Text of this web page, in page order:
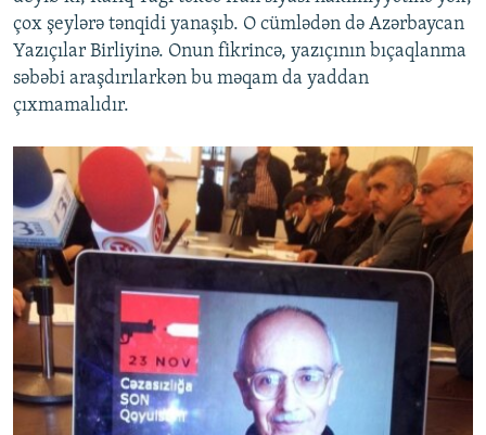
çox şeylərə tənqidi yanaşıb. O cümlədən də Azərbaycan
Yazıçılar Birliyinə. Onun fikrincə, yazıçının bıçaqlanma
səbəbi araşdırılarkən bu məqam da yaddan
çıxmamalıdır.